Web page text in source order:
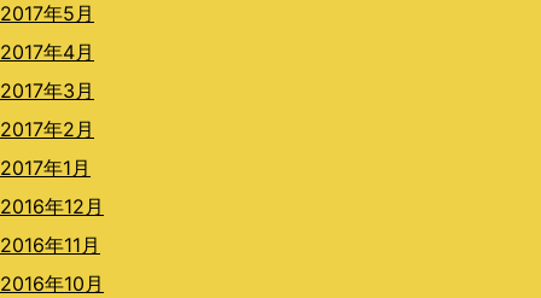
2017年5月
2017年4月
2017年3月
2017年2月
2017年1月
2016年12月
2016年11月
2016年10月